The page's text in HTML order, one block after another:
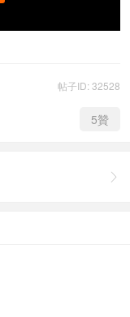
帖子ID: 32528
5贊
